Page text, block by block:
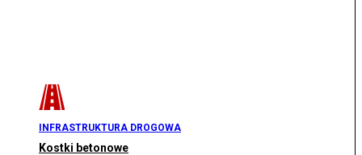
INFRASTRUKTURA DROGOWA
Kostki betonowe